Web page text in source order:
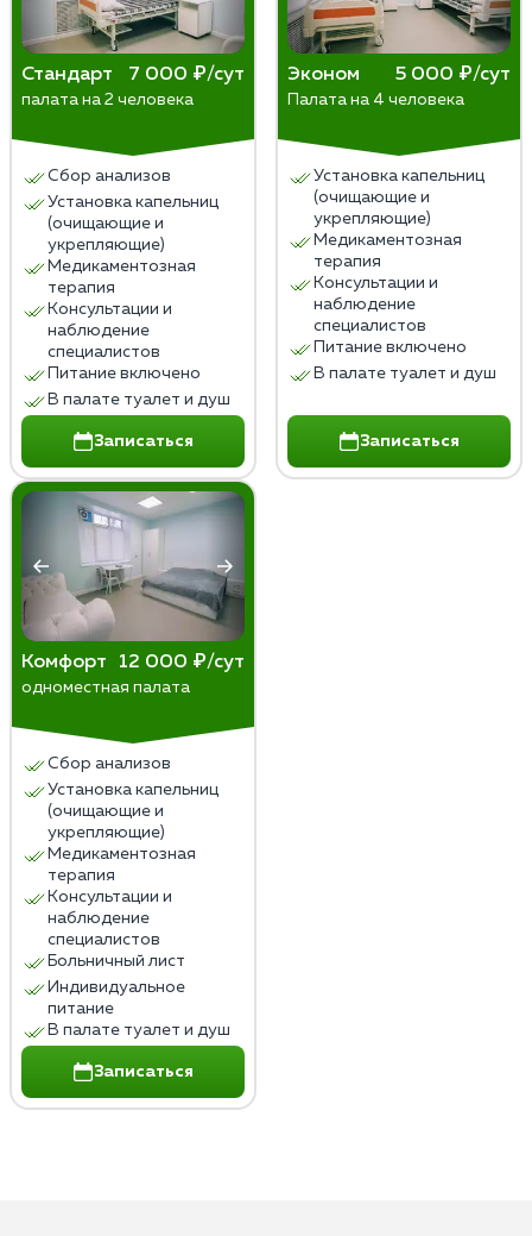
надевают только внутри квартиры, чтобы не
привлекать внимание соседей.
​Документация: В документах часто не
«алкоголизм», используются нейтральные
формулировки (например,
«дезинтоксикационная терапия»).
​Этап 1 (Детоксикация): 1–3 визита для
интенсивного очищения крови и нормализации
сна.
приемом таблетированных препаратов (3–5
дней), врач может консультировать по
Этап 3 (Кодирование): 1 финальный визит для
проведения процедуры (укол или
психотерапия) после стабилизации состояния.
Стандарт 7 000 ₽/сут
палата на 2 человека
Сбор анализов
Установка капельниц
(очищающие и
укрепляющие)
Медикаментозная
терапия
Консультации и
наблюдение
специалистов
Питание включено
В палате туалет и душ
Записаться
Эконом 5 000 ₽/сут
Палата на 4 человека
Установка капельниц
(очищающие и
укрепляющие)
Медикаментозная
терапия
Консультации и
наблюдение
специалистов
Питание включено
В палате туалет и душ
Записаться
Комфорт 12 000 ₽/сут
одноместная палата
Сбор анализов
Установка капельниц
(очищающие и
укрепляющие)
Медикаментозная
терапия
Консультации и
наблюдение
специалистов
Больничный лист
Индивидуальное
питание
В палате туалет и душ
Записаться